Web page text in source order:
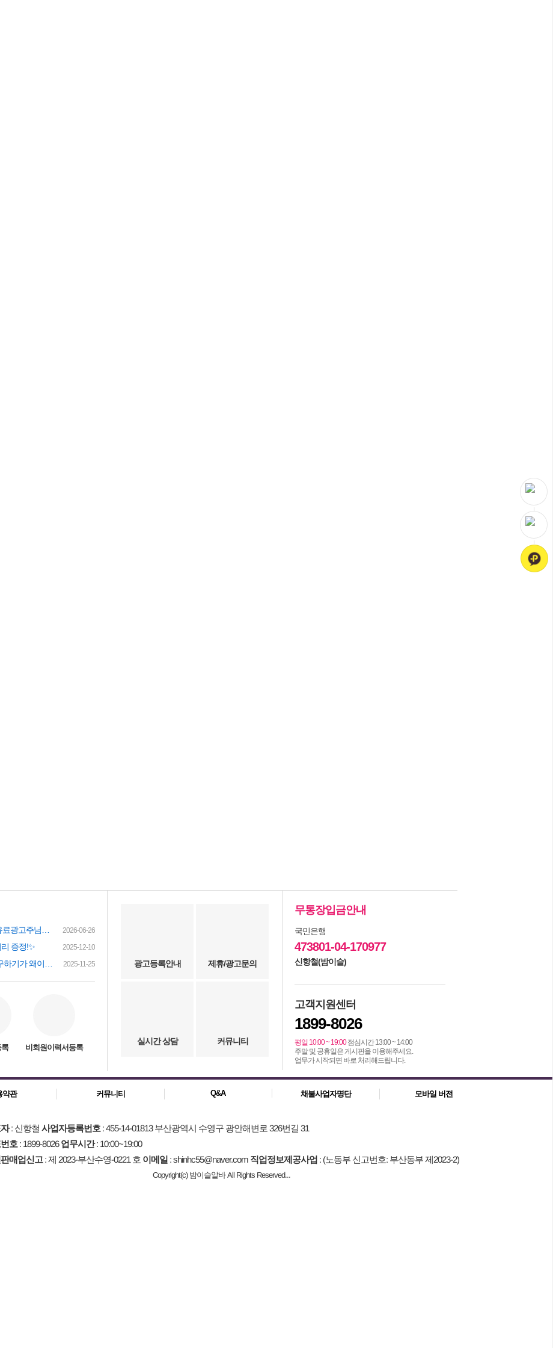
2026-06-26
증정!✨ 2025-12-10
2025-11-25
비회원이력서등록
광고등록안내 제휴/광고문의
실시간 상담 커뮤니티
무통장입금안내
국민은행
473801-04-170977
신항철(밤이슬)
고객지원센터
1899-8026
평일 10:00 ~ 19:00점심시간 13:00 ~ 14:00
주말 및 공휴일은 게시판을 이용해주세요.
업무가 시작되면 바로 처리해드립니다.
약관 커뮤니티 Q&A 채불사업자명단 모바일 버전
: 신항철사업자등록번호 : 455-14-01813 부산광역시 수영구 광안해변로 326번길 31
호 : 1899-8026업무시간: 10:00~19:00
매업신고: 제 2023-부산수영-0221 호 이메일 : shinhc55@naver.com 직업정보제공사업 : (노동부 신고번호: 부산동부 제2023-2)
Copyright(c) 밤이슬알바 All Rights Reserved...